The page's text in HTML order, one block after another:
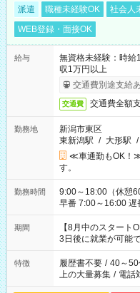
派遣 職種未経験OK 社会人
WEB登録・面接OK
給与
無資格未経験：時
収1万円以上
交通費別途支給
交通費 交通費全額
勤務地
新潟市東区
東新潟駅 / 大形駅 /
≪車通勤もOK！≫
す。
勤務時間
9:00～18:00（休憩60分） ■ご希望があれば下記シ
早番 7:00～16:00 遅番
と休みを合わせたい
「できれば残業は
ね。 ※Wワーク希望の方へ 今ご覧のお仕事で希望する勤務時間
と、もう1つのお仕
合は応募できません
期間
【8月中のスター
3日後に就業が可能
特徴 履歴書不要 / 40～50
上の大量募集 / 電話